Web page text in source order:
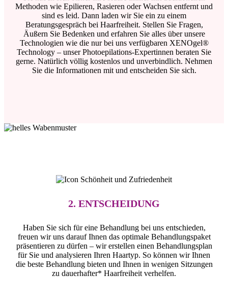
Methoden wie Epilieren, Rasieren oder Wachsen entfernt und
sind es leid. Dann laden wir Sie ein zu einem
Beratungsgespräch bei Haarfreiheit. Stellen Sie Fragen,
Äußern Sie Bedenken und erfahren Sie alles über unsere
Technologien wie die nur bei uns verfügbaren XENOgel®
Technology – unser Photoepilations-Expertinnen beraten Sie
gerne. Natürlich völlig kostenlos und unverbindlich. Nehmen
Sie die Informationen mit und entscheiden Sie sich.
2. ENTSCHEIDUNG
Haben Sie sich für eine Behandlung bei uns entschieden,
freuen wir uns darauf Ihnen das optimale Behandlungspaket
präsentieren zu dürfen – wir erstellen einen Behandlungsplan
für Sie und analysieren Ihren Haartyp. So können wir Ihnen
die beste Behandlung bieten und Ihnen in wenigen Sitzungen
zu dauerhafter* Haarfreiheit verhelfen.